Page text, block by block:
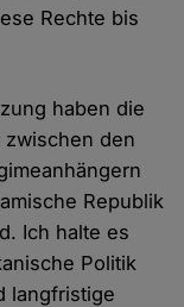
Rechte bis
haben die
den
Republik
Ich halte es
Politik
langfristige